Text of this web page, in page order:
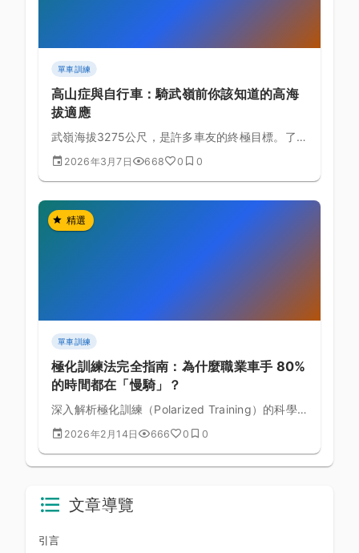
單車訓練
高山症與自行車：騎武嶺前你該知道的高海
拔適應
武嶺海拔3275公尺，是許多車友的終極目標。了解
高山症的成因與預防，才能安全完成這趟高海拔挑
戰。
2026年3月7日 668 0 0
精選
單車訓練
極化訓練法完全指南：為什麼職業車手 80%
的時間都在「慢騎」？
深入解析極化訓練（Polarized Training）的科學
原理，了解為什麼頂尖車手把大部分訓練時間花在
低強度，卻能獲得最大的體能提升。
2026年2月14日 666 0 0
文章導覽
引言